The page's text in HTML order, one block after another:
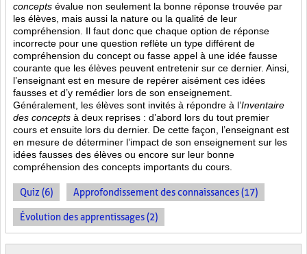
concepts évalue non seulement la bonne réponse trouvée par
les élèves, mais aussi la nature ou la qualité de leur
compréhension. Il faut donc que chaque option de réponse
incorrecte pour une question reflète un type différent de
compréhension du concept ou fasse appel à une idée fausse
courante que les élèves peuvent entretenir sur ce dernier. Ainsi,
l’enseignant est en mesure de repérer aisément ces idées
fausses et d’y remédier lors de son enseignement.
Généralement, les élèves sont invités à répondre à l’Inventaire
des concepts à deux reprises : d’abord lors du tout premier
cours et ensuite lors du dernier. De cette façon, l’enseignant est
en mesure de déterminer l’impact de son enseignement sur les
idées fausses des élèves ou encore sur leur bonne
compréhension des concepts importants du cours.
Quiz (6) Approfondissement des connaissances (17)
Évolution des apprentissages (2)